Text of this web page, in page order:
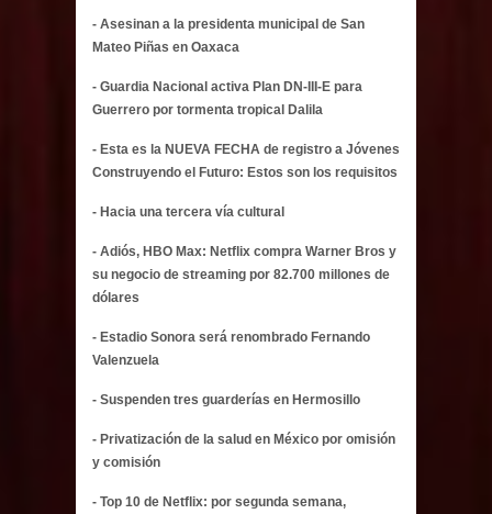
- Asesinan a la presidenta municipal de San
Mateo Piñas en Oaxaca
- Guardia Nacional activa Plan DN-III-E para
Guerrero por tormenta tropical Dalila
- Esta es la NUEVA FECHA de registro a Jóvenes
Construyendo el Futuro: Estos son los requisitos
- Hacia una tercera vía cultural
- Adiós, HBO Max: Netflix compra Warner Bros y
su negocio de streaming por 82.700 millones de
dólares
- Estadio Sonora será renombrado Fernando
Valenzuela
- Suspenden tres guarderías en Hermosillo
- Privatización de la salud en México por omisión
y comisión
- Top 10 de Netflix: por segunda semana,